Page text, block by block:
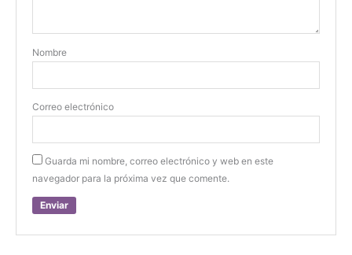
Nombre
Correo electrónico
Guarda mi nombre, correo electrónico y web en este
navegador para la próxima vez que comente.